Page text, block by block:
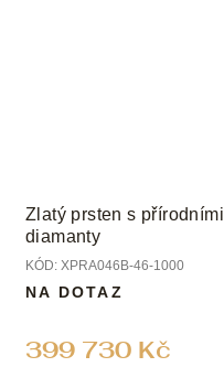
Zlatý prsten s přírodními
diamanty
KÓD: XPRA046B-46-1000
399 730 Kč
NA DOTAZ